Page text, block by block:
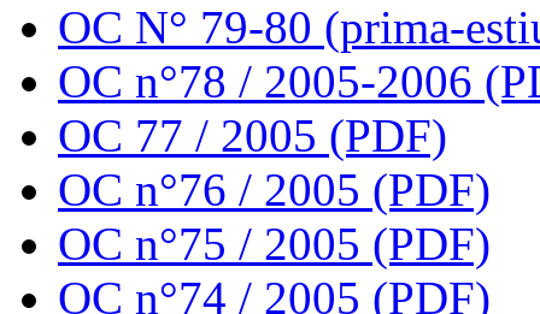
OC N° 79-80 (prima-
OC n°78 / 2005-2006
OC 77 / 2005 (PDF)
OC n°76 / 2005 (PDF)
OC n°75 / 2005 (PDF)
OC n°74 / 2005 (PDF)